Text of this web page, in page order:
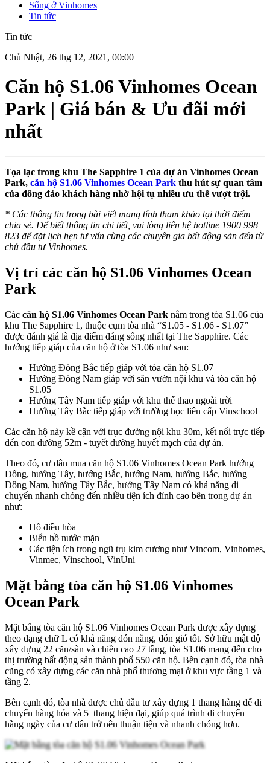
Sống ở Vinhomes
Tin tức
Tin tức
Chủ Nhật, 26 thg 12, 2021, 00:00
Căn hộ S1.06 Vinhomes Ocean
Park | Giá bán & Ưu đãi mới
nhất
Tọa lạc trong khu The Sapphire 1 của dự án Vinhomes Ocean
Park, căn hộ S1.06 Vinhomes Ocean Park thu hút sự quan tâm
của đông đảo khách hàng nhờ hội tụ nhiều ưu thế vượt trội.
* Các thông tin trong bài viết mang tính tham khảo tại thời điểm
chia sẻ. Để biết thông tin chi tiết, vui lòng liên hệ hotline 1900 998
823 để đặt lịch hẹn tư vấn cùng các chuyên gia bất động sản đến từ
chủ đầu tư Vinhomes.
Vị trí các căn hộ S1.06 Vinhomes Ocean
Park
Các căn hộ S1.06 Vinhomes Ocean Park nằm trong tòa S1.06 của
khu The Sapphire 1, thuộc cụm tòa nhà “S1.05 - S1.06 - S1.07”
được đánh giá là địa điểm đáng sống nhất tại The Sapphire. Các
hướng tiếp giáp của căn hộ ở tòa S1.06 như sau:
Hướng Đông Bắc tiếp giáp với tòa căn hộ S1.07
Hướng Đông Nam giáp với sân vườn nội khu và tòa căn hộ
S1.05
Hướng Tây Nam tiếp giáp với khu thể thao ngoài trời
Hướng Tây Bắc tiếp giáp với trường học liên cấp Vinschool
Các căn hộ này kề cận với trục đường nội khu 30m, kết nối trực tiếp
đến con đường 52m - tuyết đường huyết mạch của dự án.
Theo đó, cư dân mua căn hộ S1.06 Vinhomes Ocean Park hướng
Đông, hướng Tây, hướng Bắc, hướng Nam, hướng Bắc, hướng
Đông Nam, hướng Tây Bắc, hướng Tây Nam có khả năng di
chuyển nhanh chóng đến nhiều tiện ích đỉnh cao bên trong dự án
như:
Hồ điều hòa
Biển hồ nước mặn
Các tiện ích trong ngũ trụ kim cương như Vincom, Vinhomes,
Vinmec, Vinschool, VinUni
Mặt bằng tòa căn hộ S1.06 Vinhomes
Ocean Park
Mặt bằng tòa căn hộ S1.06 Vinhomes Ocean Park được xây dựng
theo dạng chữ L có khả năng đón nắng, đón gió tốt. Sở hữu mật độ
xây dựng 22 căn/sàn và chiều cao 27 tầng, tòa S1.06 mang đến cho
thị trường bất động sản thành phố 550 căn hộ. Bên cạnh đó, tòa nhà
cũng có xây dựng các căn nhà phố thương mại ở khu vực tầng 1 và
tầng 2.
Bên cạnh đó, tòa nhà được chủ đầu tư xây dựng 1 thang hàng để di
chuyển hàng hóa và 5 thang hiện đại, giúp quá trình di chuyển
hằng ngày của cư dân trở nên thuận tiện và nhanh chóng hơn.